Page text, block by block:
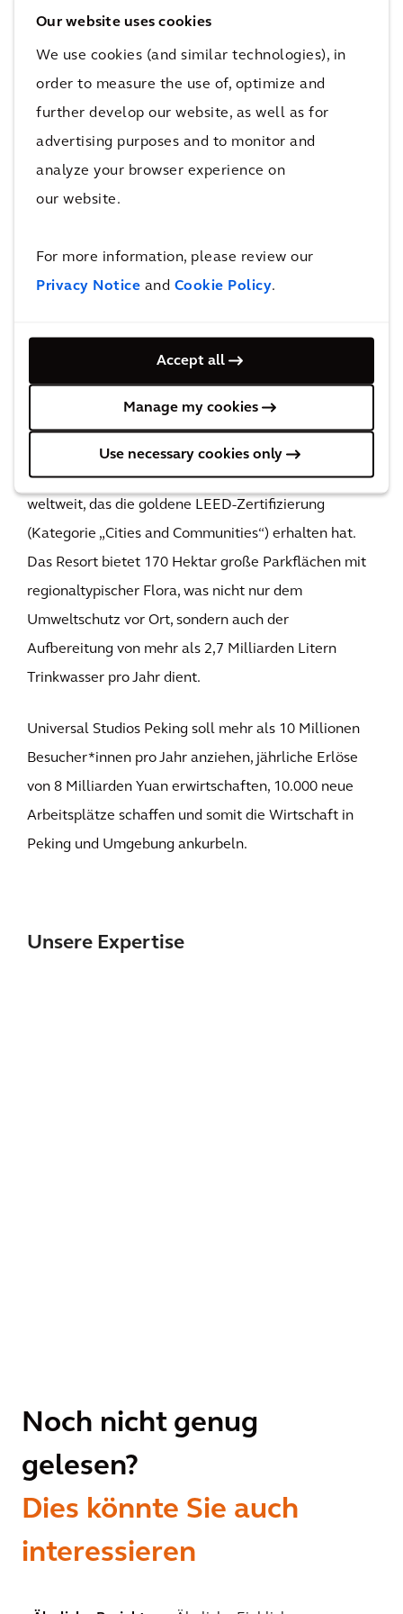
Our website uses cookies
We use cookies (and similar technologies), in
order to measure the use of, optimize and
further develop our website, as well as for
advertising purposes and to monitor and
analyze your browser experience on
our website.
For more information, please review our
Privacy Notice and Cookie Policy.
Accept all
Manage my cookies
Use necessary cookies only
Die Auswirkungen
Universal Studios Peking, die weltweit zweitgrößte
Themenparkmarke nach Disneyland, ist nun bereit,
mehr als 10 Millionen Besucher*innen pro Jahr ein
wunderbares Erlebnis zu bieten.
4&nbsp;km²
Am Bau des Resorts von Universal Studios in Peking
Über 500 Industriepartner und Systemanbieter aus
China und der ganzen Welt brachten vor Ort ihre
In Bezug auf Nachhaltigkeit ist Universal Studios
Peking der erste Themenpark und das erste Resort
weltweit, das die goldene LEED-Zertifizierung
(Kategorie „Cities and Communities“) erhalten hat.
Das Resort bietet 170 Hektar große Parkflächen mit
regionaltypischer Flora, was nicht nur dem
Umweltschutz vor Ort, sondern auch der
Aufbereitung von mehr als 2,7 Milliarden Litern
Trinkwasser pro Jahr dient.
Universal Studios Peking soll mehr als 10 Millionen
Besucher*innen pro Jahr anziehen, jährliche Erlöse
von 8 Milliarden Yuan erwirtschaften, 10.000 neue
Arbeitsplätze schaffen und somit die Wirtschaft in
Peking und Umgebung ankurbeln.
Unsere Expertise
Noch nicht genug
gelesen?
Dies könnte Sie auch
interessieren